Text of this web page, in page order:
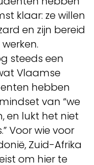
klaar: ze willen
en zijn bereid
steeds een
Vlaamse
hebben
van “we
en lukt het niet
Voor wie voor
Zuid-Afrika
om hier te